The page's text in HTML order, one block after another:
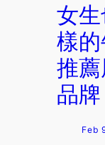
女
樣
推
品
Feb